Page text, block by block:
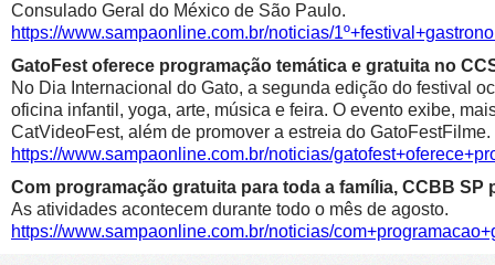
Consulado Geral do México de São Paulo.
https://www.sampaonline.com.br/noticias/
GatoFest oferece programação temática e gratuita no
No Dia Internacional do Gato, a segunda edição do festival
oficina infantil, yoga, arte, música e feira. O evento exibe,
CatVideoFest, além de promover a estreia do GatoFestFilme.
https://www.sampaonline.com.br/noticias/
Com programação gratuita para toda a família, CCBB
As atividades acontecem durante todo o mês de agosto.
https://www.sampaonline.com.br/noticias/